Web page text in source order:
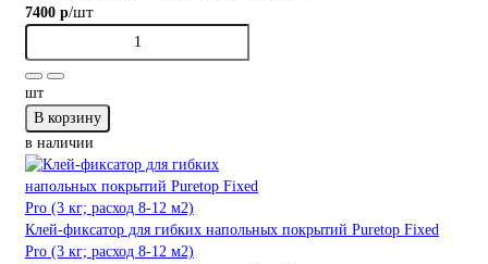
7400 р/шт
шт
В корзину
в наличии
Клей-фиксатор для гибких напольных покрытий Puretop Fixed
Pro (3 кг; расход 8-12 м2)